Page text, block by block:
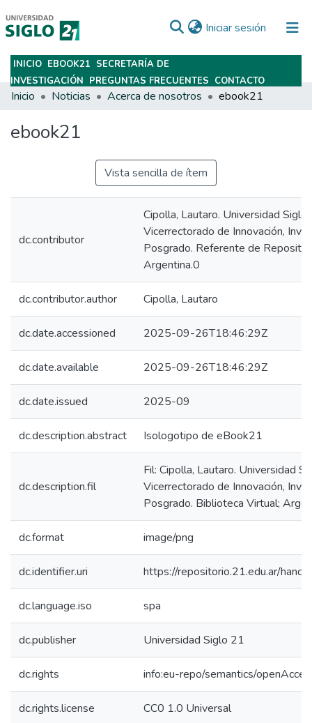
Iniciar sesión (current)
Subir
INICIO EBOOK21 SECRETARÍA DE
INVESTIGACIÓN PREGUNTAS FRECUENTES CONTACTO
Inicio Noticias Acerca de nosotros ebook21
ebook21
Vista sencilla de ítem
dc.contributor
Cipolla, Lautaro. Universidad Siglo
Vicerrectorado de Innovación,
Posgrado. Referente de
Argentina.0
dc.contributor.author Cipolla, Lautaro
dc.date.accessioned 2025-09-26T18:46:29Z
dc.date.available 2025-09-26T18:46:29Z
dc.date.issued 2025-09
dc.description.abstract Isologotipo de eBook21
dc.description.fil
Fil: Cipolla, Lautaro. Universidad
Vicerrectorado de Innovación,
Posgrado. Biblioteca Virtual;
dc.format image/png
dc.identifier.uri https://repositorio.21.edu.ar/
dc.language.iso spa
dc.publisher Universidad Siglo 21
dc.rights info:eu-repo/semantics/
dc.rights.license CC0 1.0 Universal